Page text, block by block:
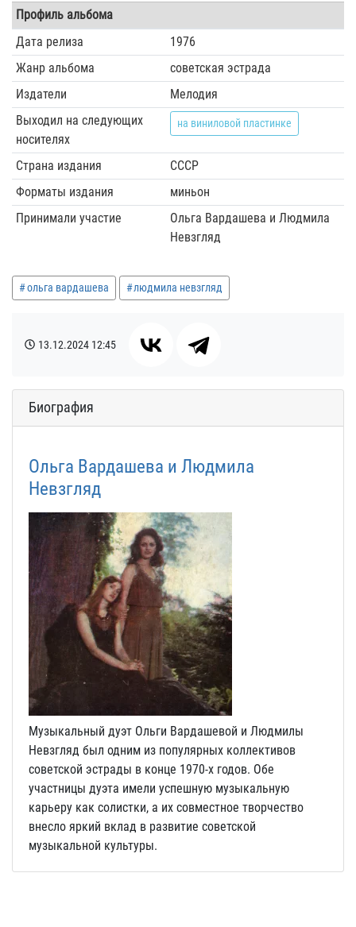
Профиль альбома
Дата релиза
1976
Жанр альбома
советская эстрада
Издатели
Мелодия
Выходил на следующих
носителях
на виниловой пластинке
Страна издания
СССР
Форматы издания
миньон
Принимали участие
Ольга Вардашева и Людмила
Невзгляд
ольга вардашева людмила невзгляд
13.12.2024 12:45
Биография
Ольга Вардашева и Людмила
Невзгляд
Музыкальный дуэт Ольги Вардашевой и Людмилы
Невзгляд был одним из популярных коллективов
советской эстрады в конце 1970-х годов. Обе
участницы дуэта имели успешную музыкальную
карьеру как солистки, а их совместное творчество
внесло яркий вклад в развитие советской
музыкальной культуры.